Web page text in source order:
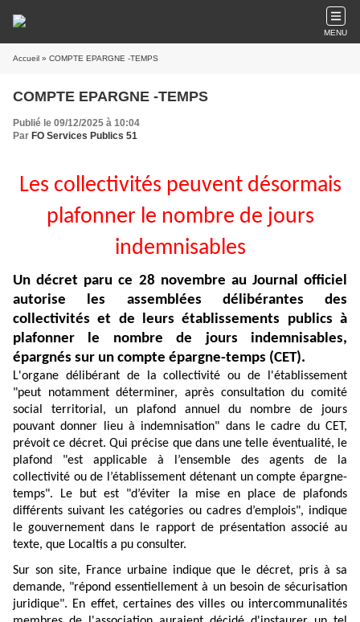
MENU
Accueil » COMPTE EPARGNE -TEMPS
COMPTE EPARGNE -TEMPS
Publié le 09/12/2025 à 10:04
Par FO Services Publics 51
Les collectivités peuvent désormais
plafonner le nombre de jours
indemnisables
Un décret paru ce 28 novembre au Journal officiel
autorise les assemblées délibérantes des
collectivités et de leurs établissements publics à
plafonner le nombre de jours indemnisables,
épargnés sur un compte épargne-temps (CET).
L'organe délibérant de la collectivité ou de l'établissement
"peut notamment déterminer, après consultation du comité
social territorial, un plafond annuel du nombre de jours
pouvant donner lieu à indemnisation" dans le cadre du CET,
prévoit ce décret. Qui précise que dans une telle éventualité, le
plafond "est applicable à l’ensemble des agents de la
collectivité ou de l’établissement détenant un compte épargne-
temps". Le but est "d’éviter la mise en place de plafonds
différents suivant les catégories ou cadres d’emplois", indique
le gouvernement dans le rapport de présentation associé au
texte, que Localtis a pu consulter.
Sur son site, France urbaine indique que le décret, pris à sa
demande, "répond essentiellement à un besoin de sécurisation
juridique". En effet, certaines des villes ou intercommunalités